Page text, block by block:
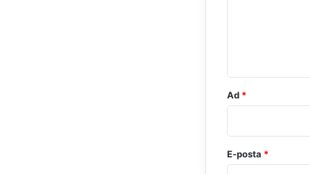
Ad *
E-posta *